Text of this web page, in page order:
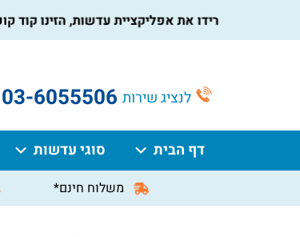
הורידו את אפליקציית עדשות, הזינו קוד קופון AppGift בעמוד התשלום, וקבלו הנחה מיידית על ההזמנה
לנציג שירות 03-6055506
דף הבית סוגי עדשות
משלוח חינם*